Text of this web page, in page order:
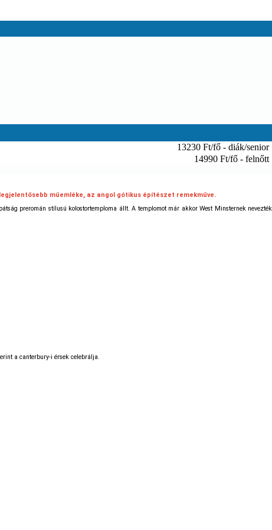
13230 Ft/fő - diák/senior
14990 Ft/fő - felnőtt
műemléke, az angol gótikus építészet remekműve.
preromán stílusú kolostortemploma állt. A templomot már akkor West Minsternek nevezték
a canterbury-i érsek celebrálja.